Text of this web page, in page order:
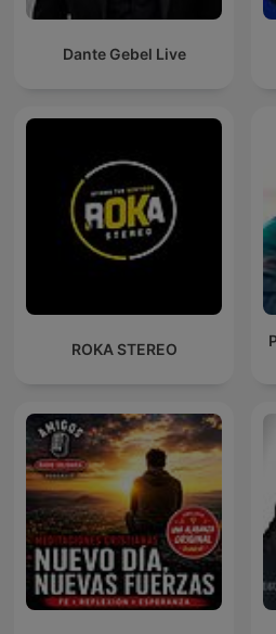
Dante Gebel Live
ROKA STEREO